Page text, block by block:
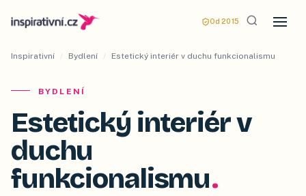
Od 2015
Inspirativní / Bydlení / Estetický interiér v duchu funkcionalismu
BYDLENÍ
Estetický interiér v
duchu
funkcionalismu.